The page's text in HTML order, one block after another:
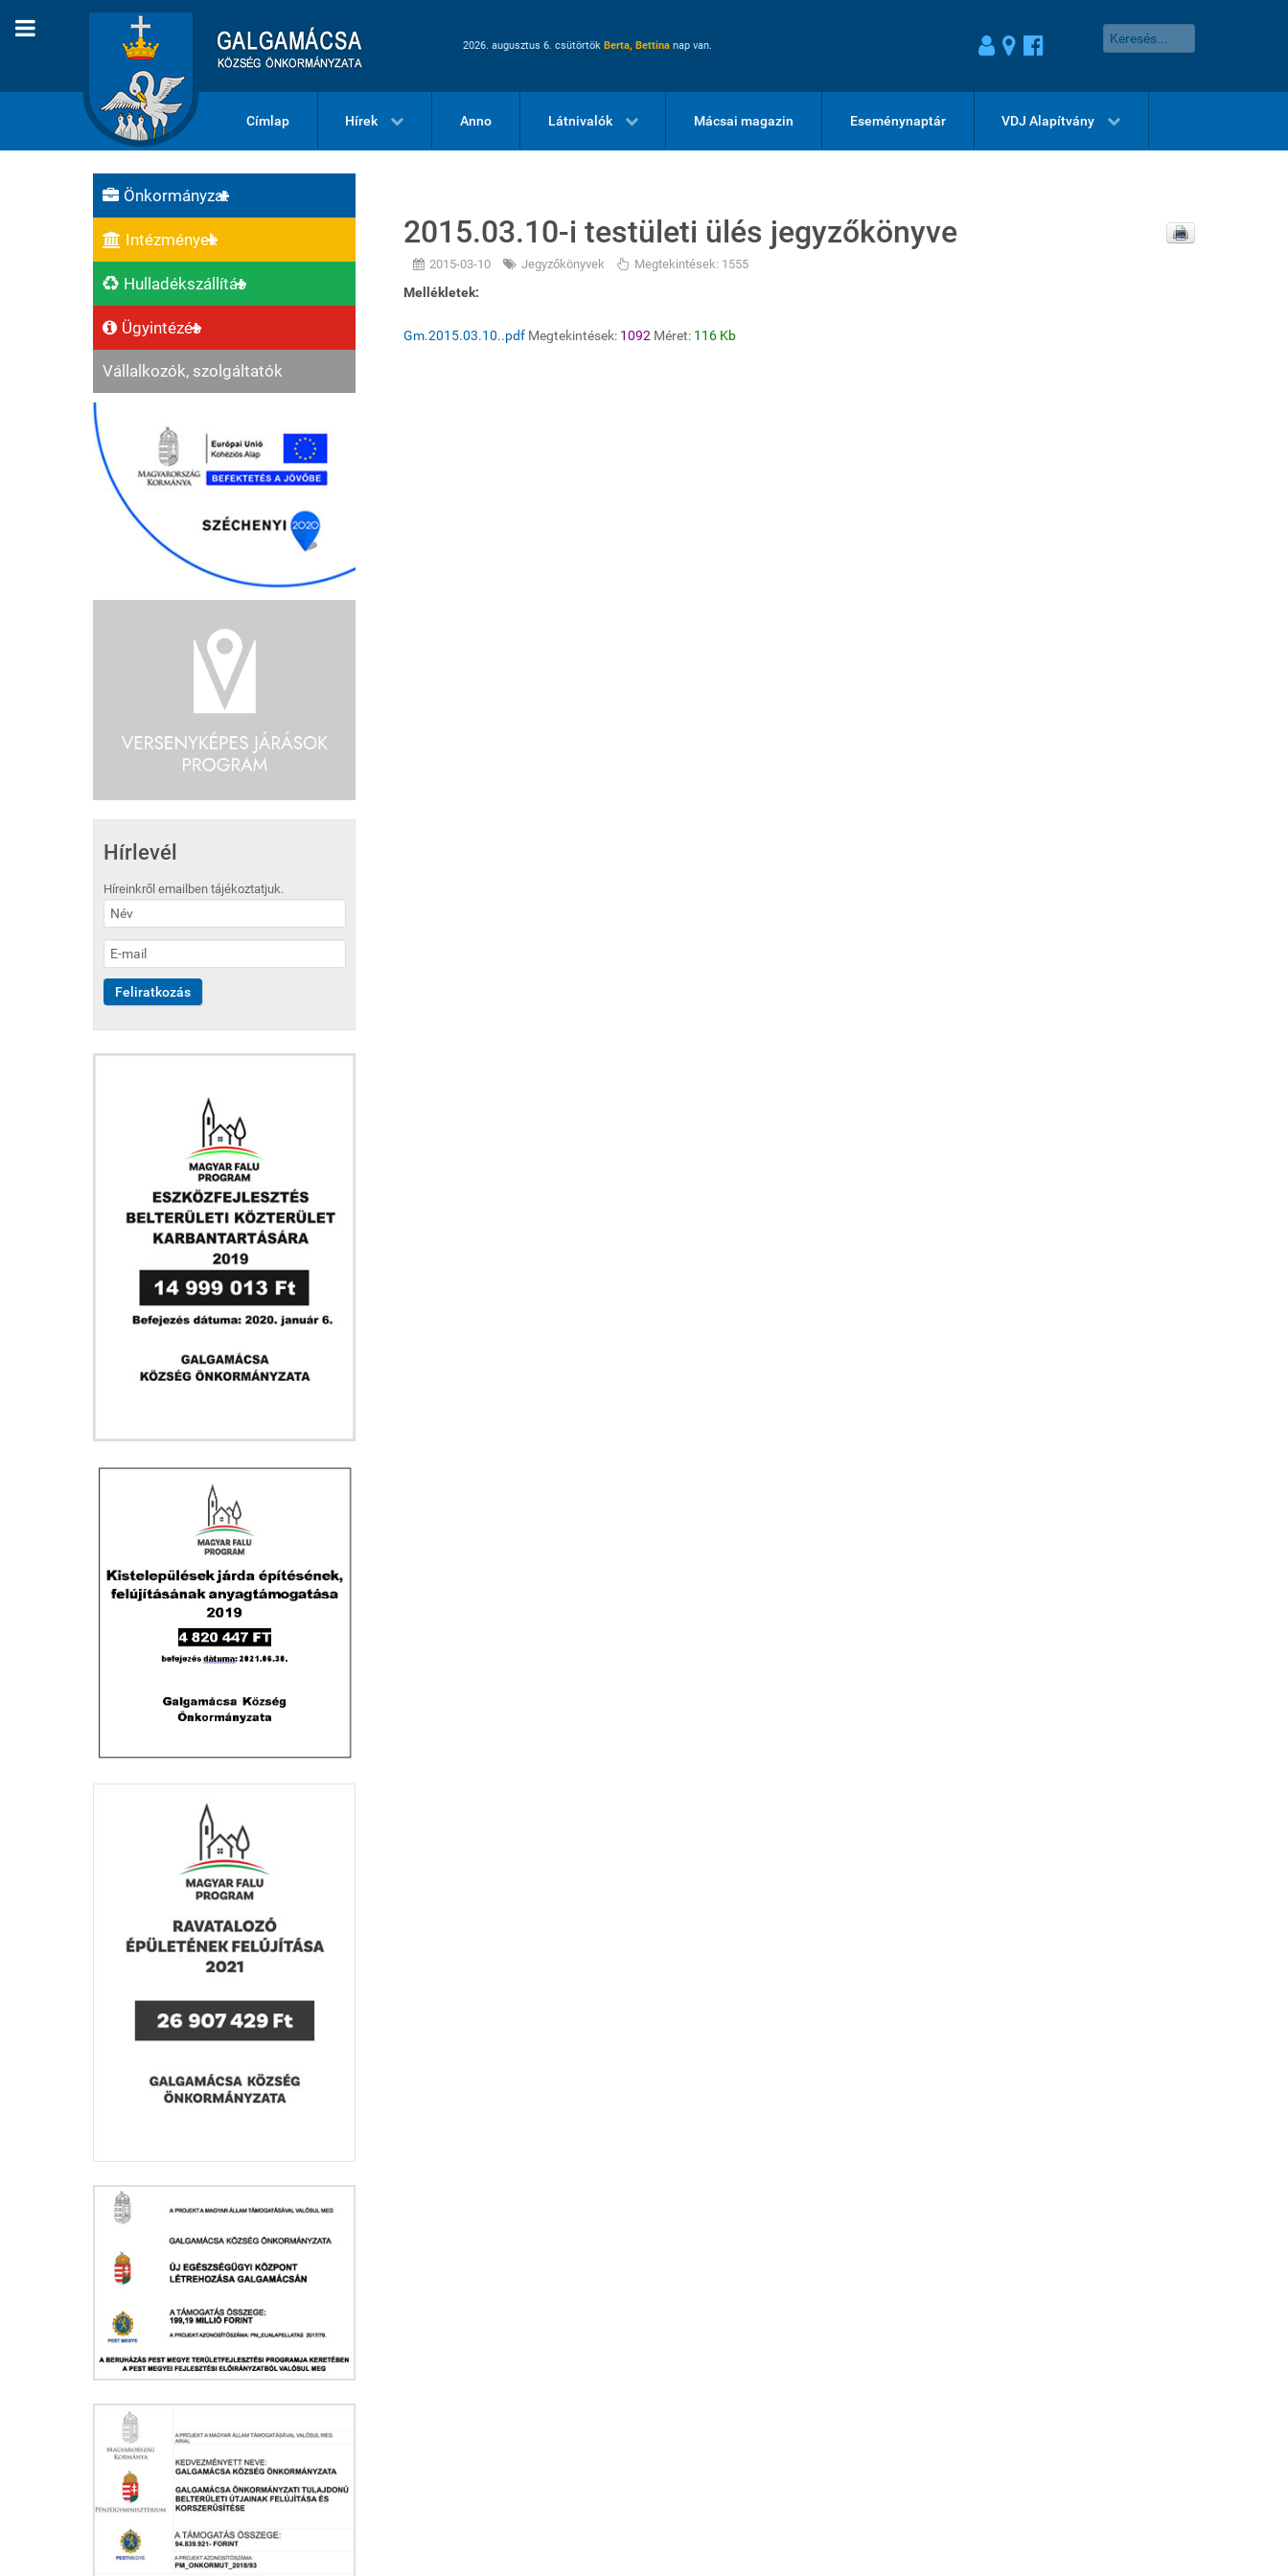
2026. augusztus 6. csütörtök Berta, Bettina nap van.
Címlap Hírek Anno Látnivalók Mácsai magazin Eseménynaptár VDJ Alapítvány
Önkormányzat
Intézmények
Hulladékszállítás
Ügyintézés
Vállalkozók, szolgáltatók
Hírlevél
Híreinkről emailben tájékoztatjuk.
2015.03.10-i testületi ülés jegyzőkönyve
2015-03-10 Jegyzőkönyvek Megtekintések: 1555
Mellékletek:
Gm.2015.03.10..pdf Megtekintések: 1092 Méret: 116 Kb